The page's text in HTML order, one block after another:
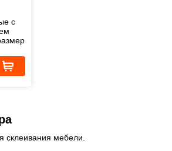
с
склеивания мебели.